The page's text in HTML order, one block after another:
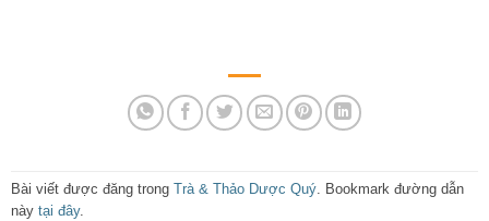
Bài viết được đăng trong Trà & Thảo Dược Quý. Bookmark đường dẫn
này tại đây.